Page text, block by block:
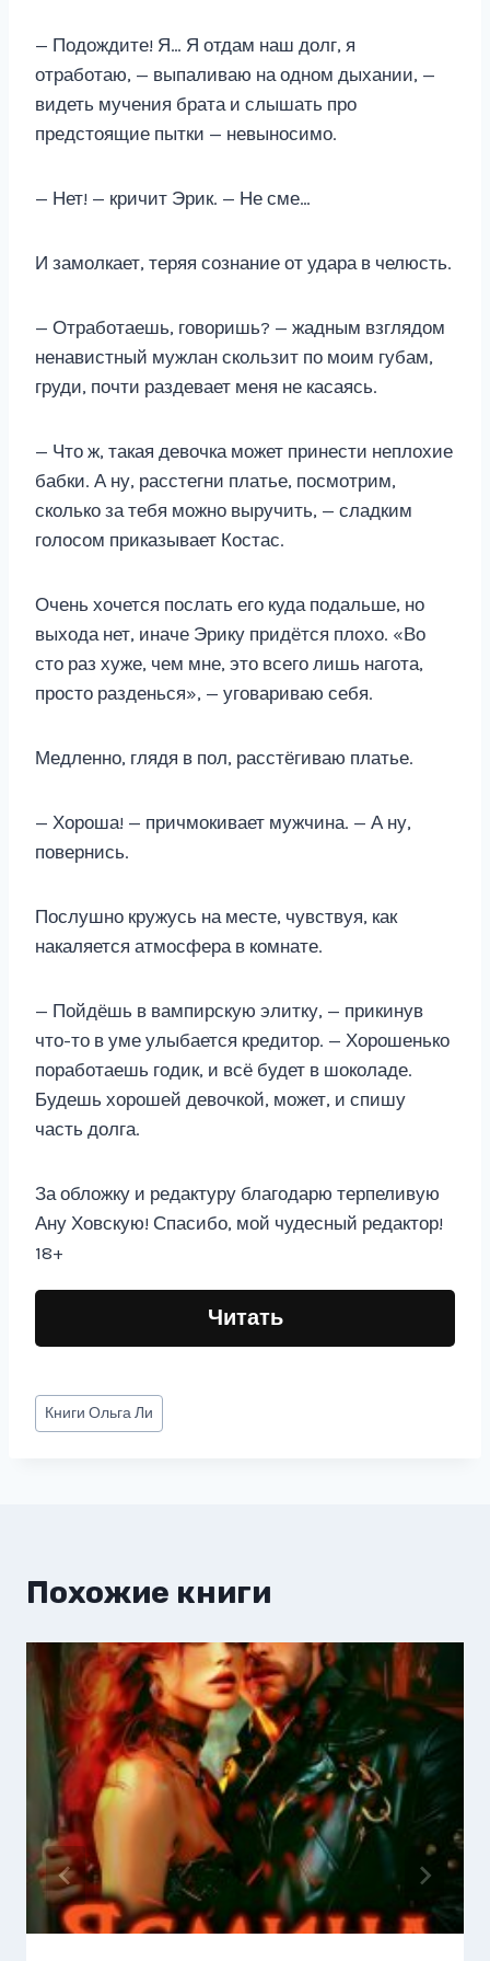
— Подождите! Я… Я отдам наш долг, я
отработаю, — выпаливаю на одном дыхании, —
видеть мучения брата и слышать про
предстоящие пытки — невыносимо.
— Нет! — кричит Эрик. — Не сме…
И замолкает, теряя сознание от удара в челюсть.
— Отработаешь, говоришь? — жадным взглядом
ненавистный мужлан скользит по моим губам,
груди, почти раздевает меня не касаясь.
— Что ж, такая девочка может принести неплохие
бабки. А ну, расстегни платье, посмотрим,
сколько за тебя можно выручить, — сладким
голосом приказывает Костас.
Очень хочется послать его куда подальше, но
выхода нет, иначе Эрику придётся плохо. «Во
сто раз хуже, чем мне, это всего лишь нагота,
просто разденься», — уговариваю себя.
Медленно, глядя в пол, расстёгиваю платье.
— Хороша! — причмокивает мужчина. — А ну,
повернись.
Послушно кружусь на месте, чувствуя, как
накаляется атмосфера в комнате.
— Пойдёшь в вампирскую элитку, — прикинув
что-то в уме улыбается кредитор. — Хорошенько
поработаешь годик, и всё будет в шоколаде.
Будешь хорошей девочкой, может, и спишу
часть долга.
За обложку и редактуру благодарю терпеливую
Ану Ховскую! Спасибо, мой чудесный редактор!
18+
Читать
Метки
записи:
КнигиОльга Ли
Похожие книги